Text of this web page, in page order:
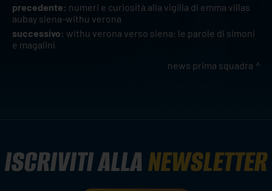
precedente: numeri e curiosità alla vigilia di emma villas
aubay siena-withu verona
successivo: withu verona verso siena: le parole di simoni
e magalini
news prima squadra
ISCRIVITI ALLANEWSLETTER